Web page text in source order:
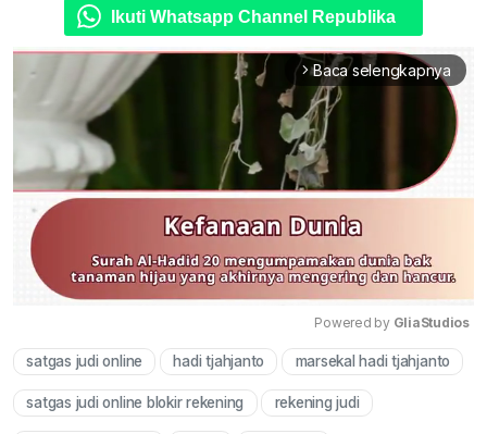
Ikuti Whatsapp Channel Republika
arrow_forward_ios Baca selengkapnya
Mute
Powered by GliaStudios
satgas judi online hadi tjahjanto marsekal hadi tjahjanto
satgas judi online blokir rekening rekening judi